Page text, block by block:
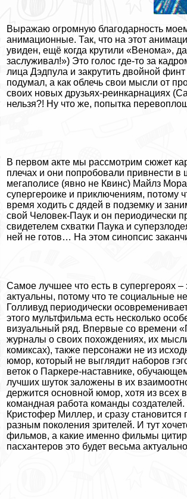
Выражаю огромную благодарность
анимационные. Так, что на этот
увиден, ещё когда крутили «Венома»,
заслуживал!») Это голос где-то за
лица Дэдпула и закрутить двойной
подумал, а как облечь свои мысли от
своих новых друзьях-реинкарнациях
нельзя?! Ну что же, попытка
В первом акте мы рассмотрим сюжет
плечах и они попробовали привнести в
мегаполисе (явно не Квинс) Майлз
супергероике и приключениям, потому
время ходить с дядей в подземку и
свой Человек-Паук и он периодически
свидетелем схватки Паука и
ней не готов… На этом синопсис
Самое лучшее что есть в супергероях
актуальны, потому что те социальные
Голливуд периодически
этого мультфильма есть несколько
визуальный ряд. Впервые со времени
журналы о своих похождениях, их
комиксах), также персонажи не из
юмор, который не выглядит наборов
веток о Паркере-наставнике,
лучших шуток заложены в их
держится основной юмор, хотя из всех
комaндная работа комaнды
Кристофер Миллер, и сразу
разным поколения зрителей. И тут
фильмов, а какие именно фильмы
пасхантеров это будет весьма